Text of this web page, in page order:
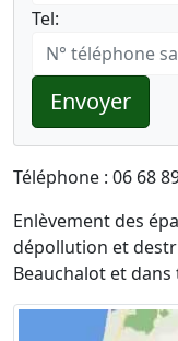
Tel:
Envoyer
Téléphone : 06 68
Enlèvement des
dépollution et
Beauchalot et